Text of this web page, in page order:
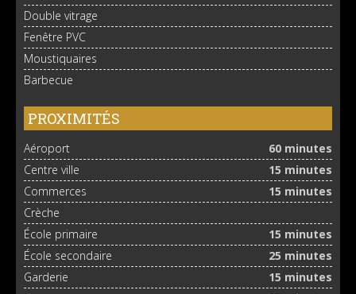
Double vitrage
Fenêtre PVC
Moustiquaires
Barbecue
PROXIMITÉS
Aéroport
60 minutes
Centre ville
15 minutes
Commerces
15 minutes
Crèche
École primaire
15 minutes
École secondaire
25 minutes
Garderie
15 minutes